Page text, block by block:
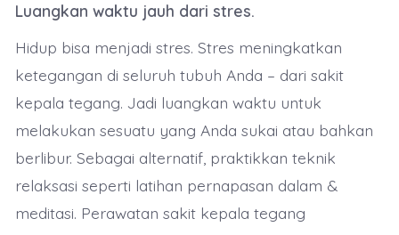
Luangkan waktu jauh dari stres.
Hidup bisa menjadi stres. Stres meningkatkan
ketegangan di seluruh tubuh Anda – dari sakit
kepala tegang. Jadi luangkan waktu untuk
melakukan sesuatu yang Anda sukai atau bahkan
berlibur. Sebagai alternatif, praktikkan teknik
relaksasi seperti latihan pernapasan dalam &
meditasi. Perawatan sakit kepala tegang